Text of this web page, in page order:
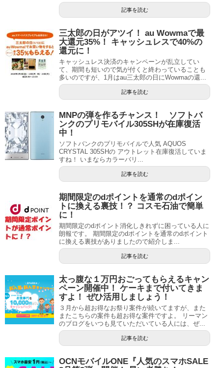
記事を読む
三太郎の日がアツイ！ au Wowmaで最
大還元35%！ キャッシュレスで40%の
還元に！
キャッシュレス決済のキャンペーンが乱立してい
て、期間も短いので気が付くと終わっていることも
多いのですが、1月はau三太郎の日にWowmaの還...
記事を読む
MNPの弾を作るチャンス！ ソフトバ
ンクのプリモバイル305SHが在庫復活
中！
ソフトバンクのプリモバイルで人気 AQUOS
CRYSTAL 305SHの アウトレット在庫復活していま
すね！ いまならカラーバリ...
記事を読む
期間限定のdポイントを通常のdポイン
トに換える裏技！？ コスモ石油で簡単
に！
期間限定のdポイント消化しきれずに困っている人に
朗報です。 期間限定のdポイントを通常のdポイント
に換える裏技がありましたので紹介しま...
記事を読む
太っ腹な１万円おごってもらえるキャン
ペーン開催中！ ケーキまで付いてきま
すよ！ ぜひ活用しましょう！
３月から超お得なお祭り案件が続いてますが、また
またこちらの案件も超お得な案件ですよ。 リーマン
のブログをいつも見ていただいている人には、ぜ...
記事を読む
OCNモバイルONE『人気のスマホSALE